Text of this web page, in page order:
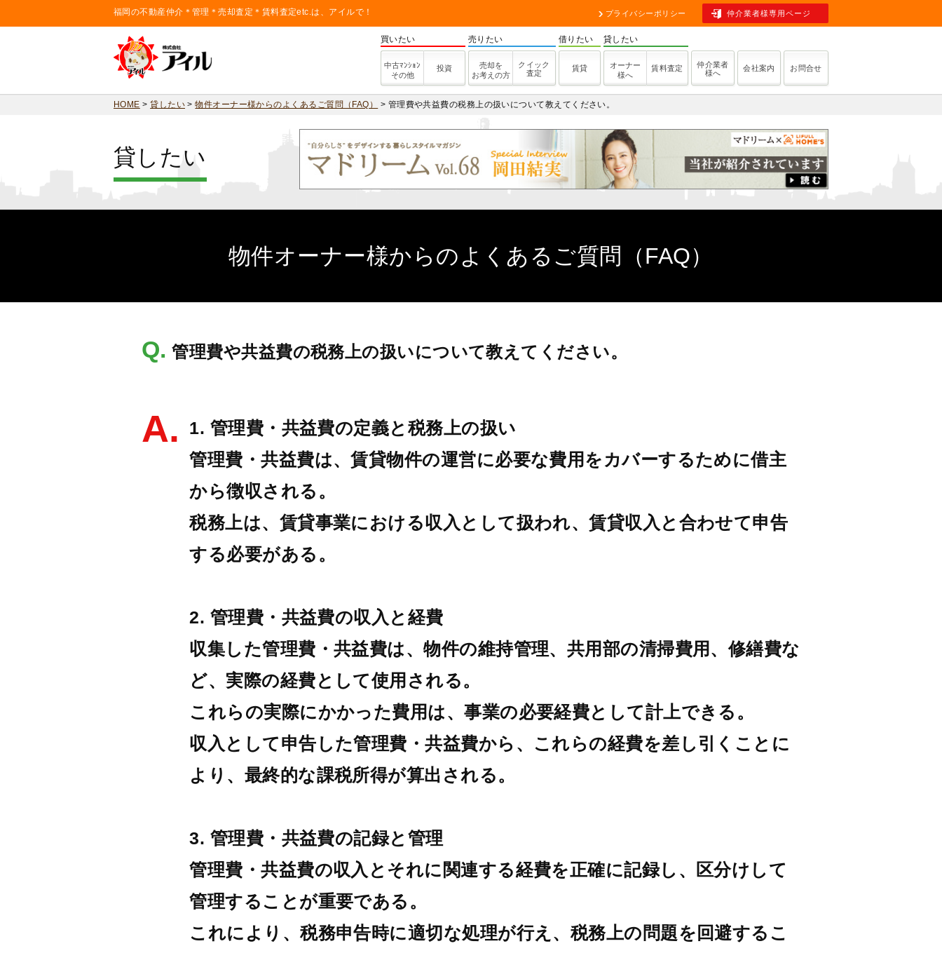
福岡の不動産仲介＊管理＊売却査定＊賃料査定etc.は、アイルで！ プライバシーポリシー 仲介業者様専用ページ
買いたい
中古ﾏﾝｼｮﾝ
その他
投資
売りたい
売却を
お考えの方
クイック
査定
借りたい
賃貸
貸したい
オーナー
様へ
賃料査定
仲介業者
様へ
会社案内 お問合せ
HOME >貸したい>物件オーナー様からのよくあるご質問（FAQ） > 管理費や共益費の税務上の扱いについて教えてください。
貸したい
物件オーナー様からのよくあるご質問（FAQ）
Q. 管理費や共益費の税務上の扱いについて教えてください。
A.
1. 管理費・共益費の定義と税務上の扱い
管理費・共益費は、賃貸物件の運営に必要な費用をカバーするために借主
から徴収される。
税務上は、賃貸事業における収入として扱われ、賃貸収入と合わせて申告
する必要がある。
2. 管理費・共益費の収入と経費
収集した管理費・共益費は、物件の維持管理、共用部の清掃費用、修繕費な
ど、実際の経費として使用される。
これらの実際にかかった費用は、事業の必要経費として計上できる。
収入として申告した管理費・共益費から、これらの経費を差し引くことに
より、最終的な課税所得が算出される。
3. 管理費・共益費の記録と管理
管理費・共益費の収入とそれに関連する経費を正確に記録し、区分けして
管理することが重要である。
これにより、税務申告時に適切な処理が行え、税務上の問題を回避するこ